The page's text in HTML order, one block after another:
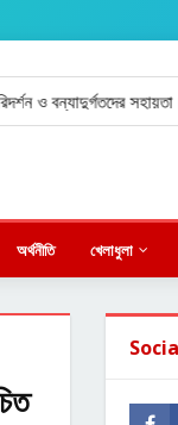
সহায়তা।
অর্থনীতি খেলাধুলা